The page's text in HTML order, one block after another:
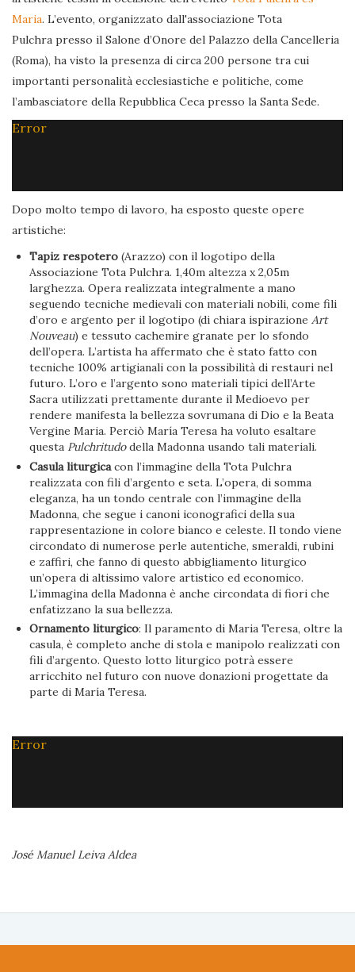
Maria. L’evento, organizzato dall'associazione Tota
Pulchra presso il Salone d’Onore del Palazzo della Cancelleria
(Roma), ha visto la presenza di circa 200 persone tra cui
importanti personalità ecclesiastiche e politiche, come
l’ambasciatore della Repubblica Ceca presso la Santa Sede.
Error
Dopo molto tempo di lavoro, ha esposto queste opere
artistiche:
Tapiz respotero (Arazzo) con il logotipo della
Associazione Tota Pulchra. 1,40m altezza x 2,05m
larghezza. Opera realizzata integralmente a mano
seguendo tecniche medievali con materiali nobili, come fili
d’oro e argento per il logotipo (di chiara ispirazioneArt
Nouveau) e tessuto cachemire granate per lo sfondo
dell’opera. L’artista ha affermato che è stato fatto con
tecniche 100% artigianali con la possibilità di restauri nel
futuro. L’oro e l’argento sono materiali tipici dell’Arte
Sacra utilizzati prettamente durante il Medioevo per
rendere manifesta la bellezza sovrumana di Dio e la Beata
Vergine Maria. Perciò María Teresa ha voluto esaltare
questa Pulchritudodella Madonna usando tali materiali.
Casula liturgicacon l’immagine della Tota Pulchra
realizzata con fili d’argento e seta. L’opera, di somma
eleganza, ha un tondo centrale con l’immagine della
Madonna, che segue i canoni iconografici della sua
rappresentazione in colore bianco e celeste. Il tondo viene
circondato di numerose perle autentiche, smeraldi, rubini
e zaffiri, che fanno di questo abbigliamento liturgico
un’opera di altissimo valore artistico ed economico.
L’immagina della Madonna è anche circondata di fiori che
enfatizzano la sua bellezza.
Ornamento liturgico: Il paramento di Maria Teresa, oltre la
casula, è completo anche di stola e manipolo realizzati con
fili d’argento. Questo lotto liturgico potrà essere
arricchito nel futuro con nuove donazioni progettate da
parte di María Teresa.
Error
José Manuel Leiva Aldea